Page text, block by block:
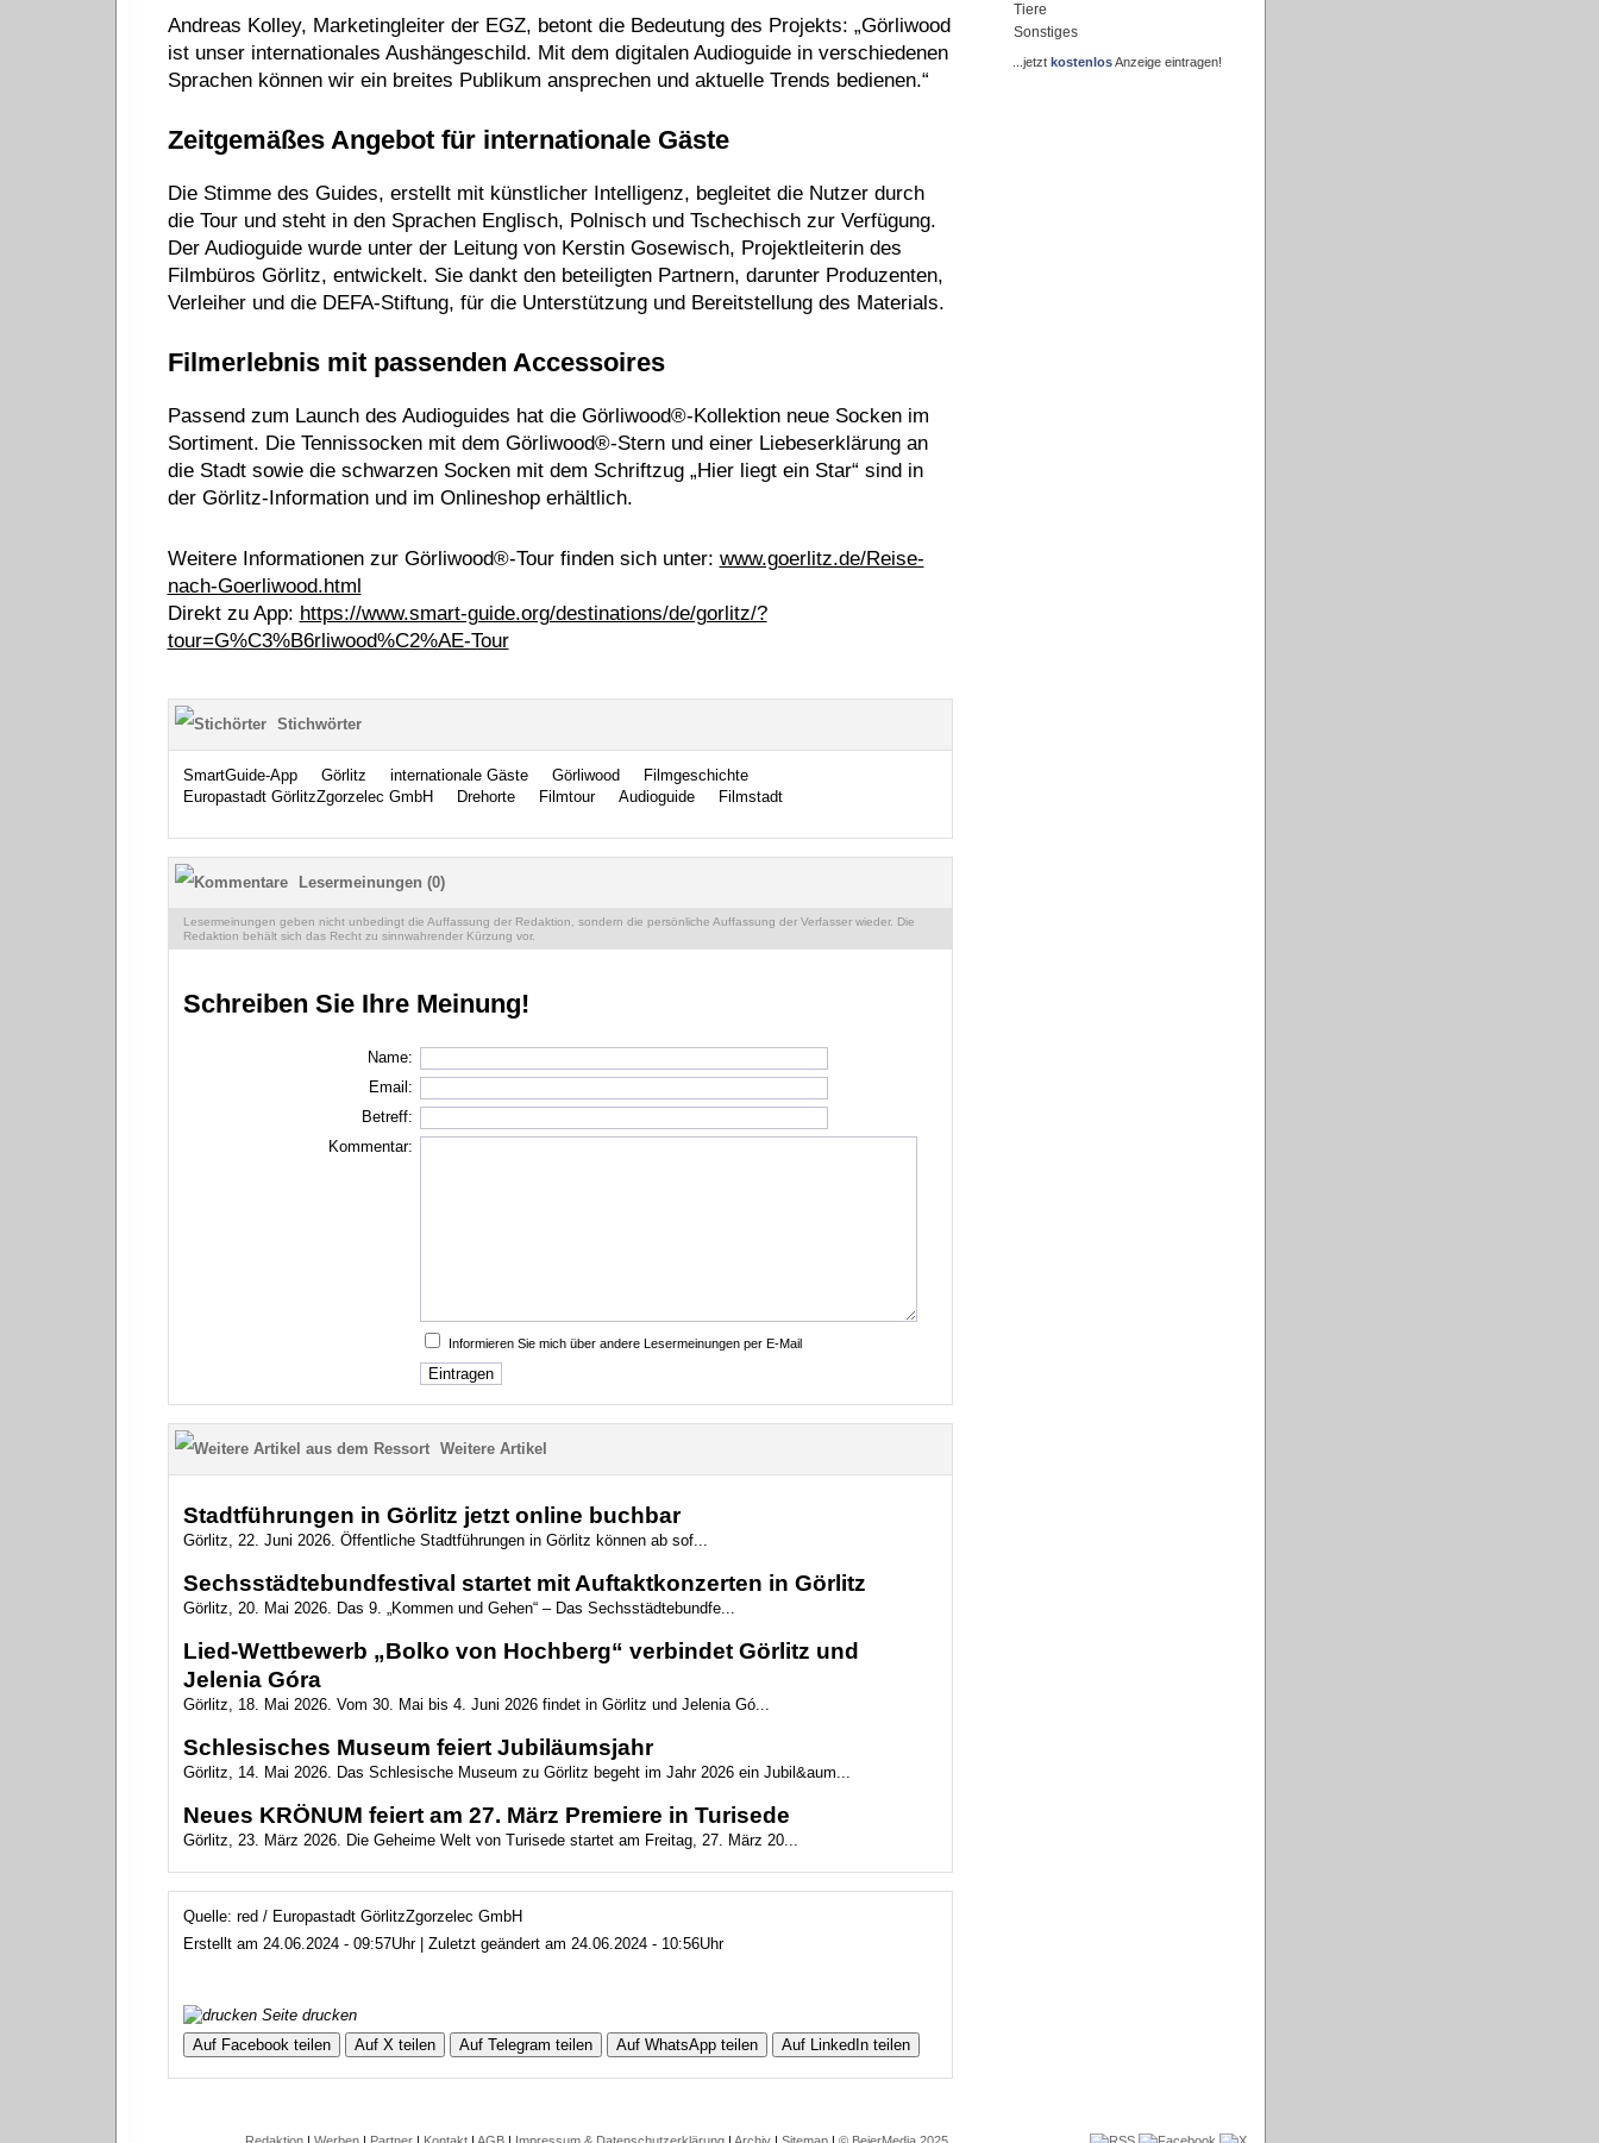
Andreas Kolley, Marketingleiter der EGZ, betont die Bedeutung des Projekts: „Görliwood
ist unser internationales Aushängeschild. Mit dem digitalen Audioguide in verschiedenen
Sprachen können wir ein breites Publikum ansprechen und aktuelle Trends bedienen.“
Zeitgemäßes Angebot für internationale Gäste
Die Stimme des Guides, erstellt mit künstlicher Intelligenz, begleitet die Nutzer durch
die Tour und steht in den Sprachen Englisch, Polnisch und Tschechisch zur Verfügung.
Der Audioguide wurde unter der Leitung von Kerstin Gosewisch, Projektleiterin des
Filmbüros Görlitz, entwickelt. Sie dankt den beteiligten Partnern, darunter Produzenten,
Verleiher und die DEFA-Stiftung, für die Unterstützung und Bereitstellung des Materials.
Filmerlebnis mit passenden Accessoires
Passend zum Launch des Audioguides hat die Görliwood®-Kollektion neue Socken im
Sortiment. Die Tennissocken mit dem Görliwood®-Stern und einer Liebeserklärung an
die Stadt sowie die schwarzen Socken mit dem Schriftzug „Hier liegt ein Star“ sind in
der Görlitz-Information und im Onlineshop erhältlich.
Weitere Informationen zur Görliwood®-Tour finden sich unter: www.goerlitz.de/Reise-
nach-Goerliwood.html
Direkt zu App: https://www.smart-guide.org/destinations/de/gorlitz/?
tour=G%C3%B6rliwood%C2%AE-Tour
Stichwörter
SmartGuide-App Görlitz internationale Gäste Görliwood
Filmgeschichte
Europastadt GörlitzZgorzelec GmbH
Drehorte Filmtour Audioguide Filmstadt
Lesermeinungen (0)
Lesermeinungen geben nicht unbedingt die Auffassung der Redaktion, sondern die persönliche Auffassung der Verfasser wieder. Die
Redaktion behält sich das Recht zu sinnwahrender Kürzung vor.
Schreiben Sie Ihre Meinung!
Name:
Email:
Betreff:
Kommentar:
Informieren Sie mich über andere Lesermeinungen per E-Mail
Weitere Artikel
Stadtführungen in Görlitz jetzt online buchbar
Görlitz, 22. Juni 2026. Öffentliche Stadtführungen in Görlitz können ab sof...
Sechsstädtebundfestival startet mit Auftaktkonzerten in Görlitz
Görlitz, 20. Mai 2026. Das 9. „Kommen und Gehen“ – Das Sechsstädtebundfe...
Lied-Wettbewerb „Bolko von Hochberg“ verbindet Görlitz und
Jelenia Góra
Görlitz, 18. Mai 2026. Vom 30. Mai bis 4. Juni 2026 findet in Görlitz und Jelenia Gó...
Schlesisches Museum feiert Jubiläumsjahr
Görlitz, 14. Mai 2026. Das Schlesische Museum zu Görlitz begeht im Jahr 2026 ein Jubil&aum...
Neues KRÖNUM feiert am 27. März Premiere in Turisede
Görlitz, 23. März 2026. Die Geheime Welt von Turisede startet am Freitag, 27. März 20...
Quelle: red / Europastadt GörlitzZgorzelec GmbH
Erstellt am 24.06.2024 - 09:57Uhr | Zuletzt geändert am 24.06.2024 - 10:56Uhr
Seite drucken
Auf Facebook teilen
Auf X teilen Auf Telegram teilen Auf WhatsApp teilen Auf LinkedIn teilen
Tiere
Sonstiges
...jetzt kostenlosAnzeige eintragen!